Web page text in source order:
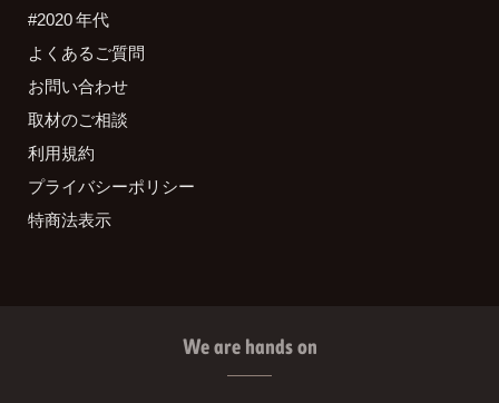
#2020 年代
よくあるご質問
お問い合わせ
取材のご相談
利用規約
プライバシーポリシー
特商法表示
We are hands on